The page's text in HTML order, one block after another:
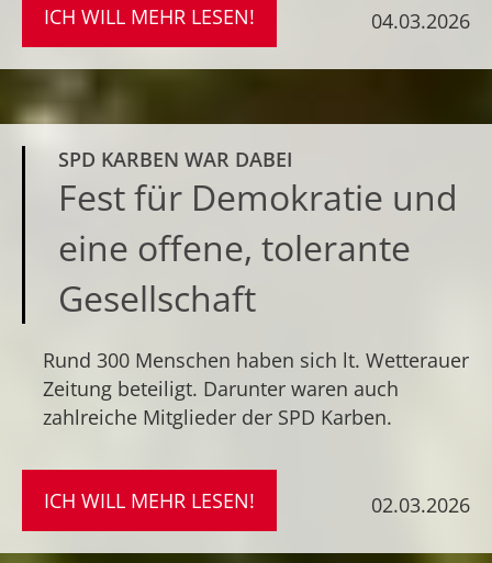
04.03.2026
ICH WILL MEHR LESEN!
SPD KARBEN WAR DABEI
Fest für Demokratie und
eine offene, tolerante
Gesellschaft
Rund 300 Menschen haben sich lt. Wetterauer
Zeitung beteiligt. Darunter waren auch
zahlreiche Mitglieder der SPD Karben.
02.03.2026
ICH WILL MEHR LESEN!